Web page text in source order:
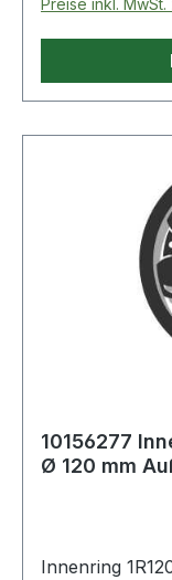
10156277
Ø 120 mm
Innenring